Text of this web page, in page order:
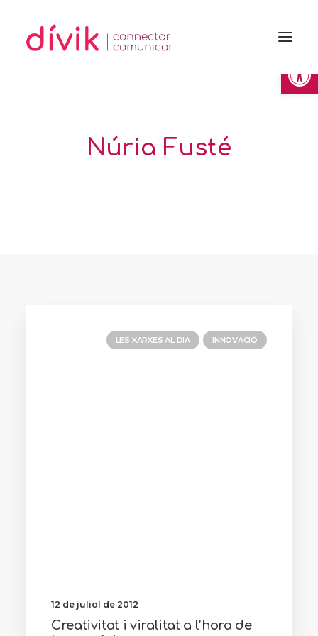
Núria Fusté
LES XARXES AL DIA INNOVACIÓ
12 de juliol de 2012
Creativitat i viralitat a l’hora de